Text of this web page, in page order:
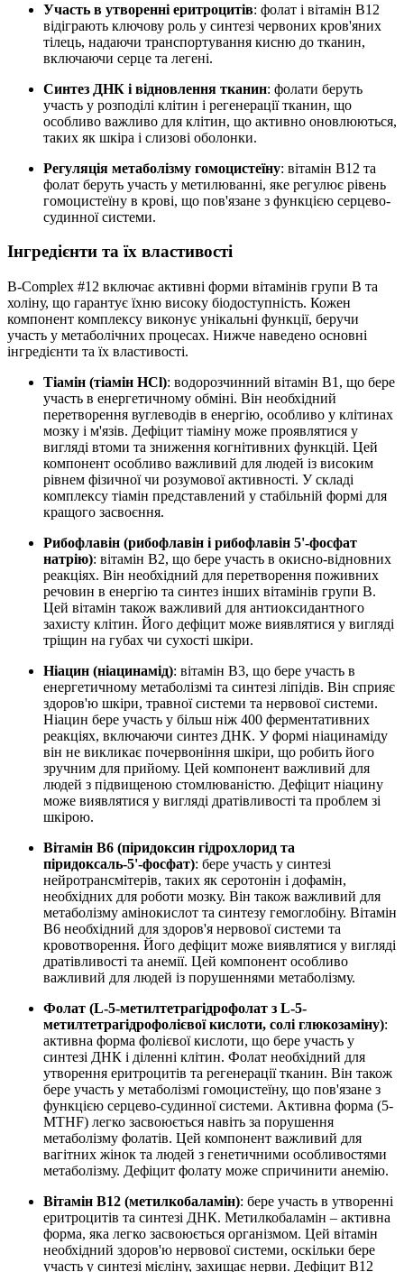
Участь в утворенні еритроцитів: фолат і вітамін B12
відіграють ключову роль у синтезі червоних кров'яних
тілець, надаючи транспортування кисню до тканин,
включаючи серце та легені.
Синтез ДНК і відновлення тканин: фолати беруть
участь у розподілі клітин і регенерації тканин, що
особливо важливо для клітин, що активно оновлюються,
таких як шкіра і слизові оболонки.
Регуляція метаболізму гомоцистеїну: вітамін B12 та
фолат беруть участь у метилюванні, яке регулює рівень
гомоцистеїну в крові, що пов'язане з функцією серцево-
судинної системи.
Інгредієнти та їх властивості
B-Complex #12 включає активні форми вітамінів групи B та
холіну, що гарантує їхню високу біодоступність. Кожен
компонент комплексу виконує унікальні функції, беручи
участь у метаболічних процесах. Нижче наведено основні
інгредієнти та їх властивості.
Тіамін (тіамін HCl): водорозчинний вітамін B1, що бере
участь в енергетичному обміні. Він необхідний
перетворення вуглеводів в енергію, особливо у клітинах
мозку і м'язів. Дефіцит тіаміну може проявлятися у
вигляді втоми та зниження когнітивних функцій. Цей
компонент особливо важливий для людей із високим
рівнем фізичної чи розумової активності. У складі
комплексу тіамін представлений у стабільній формі для
кращого засвоєння.
Рибофлавін (рибофлавін і рибофлавін 5'-фосфат
натрію): вітамін B2, що бере участь в окисно-відновних
реакціях. Він необхідний для перетворення поживних
речовин в енергію та синтез інших вітамінів групи B.
Цей вітамін також важливий для антиоксидантного
захисту клітин. Його дефіцит може виявлятися у вигляді
тріщин на губах чи сухості шкіри.
Ніацин (ніацинамід): вітамін B3, що бере участь в
енергетичному метаболізмі та синтезі ліпідів. Він сприяє
здоров'ю шкіри, травної системи та нервової системи.
Ніацин бере участь у більш ніж 400 ферментативних
реакціях, включаючи синтез ДНК. У формі ніацинаміду
він не викликає почервоніння шкіри, що робить його
зручним для прийому. Цей компонент важливий для
людей з підвищеною стомлюваністю. Дефіцит ніацину
може виявлятися у вигляді дратівливості та проблем зі
шкірою.
Вітамін B6 (піридоксин гідрохлорид та
піридоксаль-5'-фосфат): бере участь у синтезі
нейротрансмітерів, таких як серотонін і дофамін,
необхідних для роботи мозку. Він також важливий для
метаболізму амінокислот та синтезу гемоглобіну. Вітамін
B6 необхідний для здоров'я нервової системи та
кровотворення. Його дефіцит може виявлятися у вигляді
дратівливості та анемії. Цей компонент особливо
важливий для людей із порушеннями метаболізму.
Фолат (L-5-метилтетрагідрофолат з L-5-
метилтетрагідрофолієвої кислоти, солі глюкозаміну):
активна форма фолієвої кислоти, що бере участь у
синтезі ДНК і діленні клітин. Фолат необхідний для
утворення еритроцитів та регенерації тканин. Він також
бере участь у метаболізмі гомоцистеїну, що пов'язане з
функцією серцево-судинної системи. Активна форма (5-
MTHF) легко засвоюється навіть за порушення
метаболізму фолатів. Цей компонент важливий для
вагітних жінок та людей з генетичними особливостями
метаболізму. Дефіцит фолату може спричинити анемію.
Вітамін B12 (метилкобаламін): бере участь в утворенні
еритроцитів та синтезі ДНК. Метилкобаламін – активна
форма, яка легко засвоюється організмом. Цей вітамін
необхідний здоров'ю нервової системи, оскільки бере
участь у синтезі мієліну, захищає нерви. Дефіцит B12